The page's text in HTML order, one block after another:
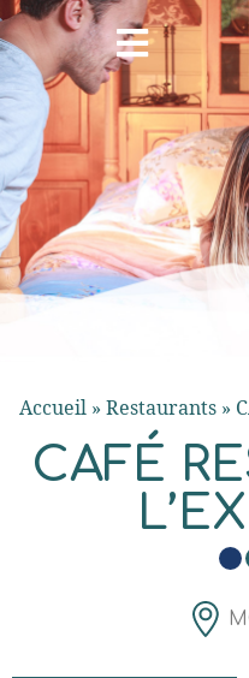
Accueil » Restaurants »
CAFÉ